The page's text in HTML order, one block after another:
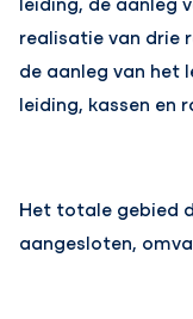
realisatie van drie
de aanleg van het
leiding, kassen en
Het totale gebied
aangesloten,